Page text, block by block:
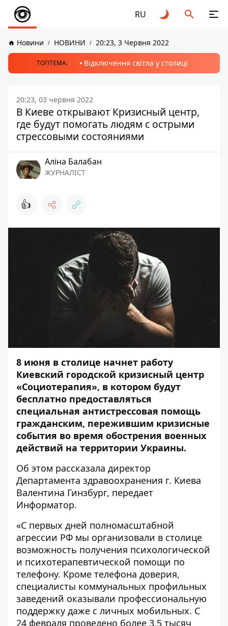
RU
Новини НОВИНИ 20:23, 3 Червня 2022
ТОПТЕМА: Відключення світла у столиці
20:23, 03 червня 2022
В Киеве открывают Кризисный центр,
где будут помогать людям с острыми
стрессовыми состояниями
Аліна Балабан
ЖУРНАЛІСТ
👍
8 июня в столице начнет работу
Киевский городской кризисный центр
«Социотерапия», в котором будут
бесплатно предоставляться
специальная антистрессовая помощь
гражданским, пережившим кризисные
события во время обострения военных
действий на территории Украины.
Об этом рассказала директор
Департамента здравоохранения г. Киева
Валентина Гинзбург, передает
Информатор.
«С первых дней полномасштабной
агрессии РФ мы организовали в столице
возможность получения психологической
и психотерапевтической помощи по
телефону. Кроме телефона доверия,
специалисты коммунальных профильных
заведений оказывали профессиональную
поддержку даже с личных мобильных. С
24 февраля проведено более 3,5 тысяч